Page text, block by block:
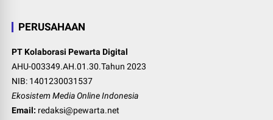
PERUSAHAAN
PT Kolaborasi Pewarta Digital
AHU-003349.AH.01.30.Tahun 2023
NIB: 1401230031537
Ekosistem Media Online Indonesia
Email: redaksi@pewarta.net